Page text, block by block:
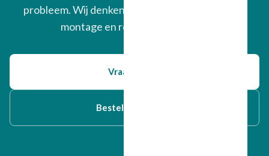
probleem. Wij denken mee over materiaal, kleur,
montage en realistische impact.
Vraag advies
Bestel kleurstalen